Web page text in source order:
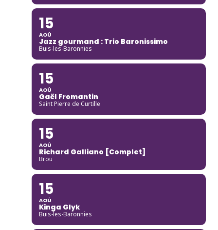
15
AOÛ
Jazz gourmand : Trio Baronissimo
Buis-les-Baronnies
15
AOÛ
Gaël Fromantin
Saint Pierre de Curtille
15
AOÛ
Richard Galliano [Complet]
Brou
15
AOÛ
Kinga Glyk
Buis-les-Baronnies